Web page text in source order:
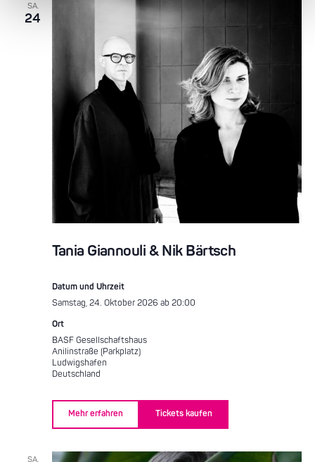
SA.
24
Tania Giannouli & Nik Bärtsch
Datum und Uhrzeit
Samstag, 24. Oktober 2026 ab 20:00
Ort
BASF Gesellschaftshaus
Anilinstraße (Parkplatz)
Ludwigshafen
Deutschland
Mehr erfahren Tickets kaufen
SA.